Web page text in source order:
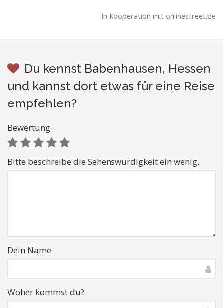
In Kooperation mit onlinestreet.de
Du kennst Babenhausen, Hessen
und kannst dort etwas für eine Reise
empfehlen?
Bewertung
Bitte beschreibe die Sehenswürdigkeit ein wenig.
Dein Name
Woher kommst du?